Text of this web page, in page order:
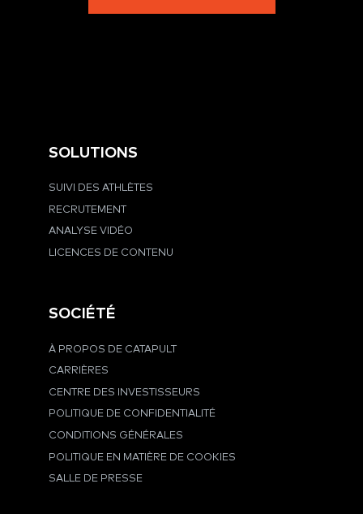
SOLUTIONS
SUIVI DES ATHLÈTES
RECRUTEMENT
ANALYSE VIDÉO
LICENCES DE CONTENU
SOCIÉTÉ
À PROPOS DE CATAPULT
CARRIÈRES
CENTRE DES INVESTISSEURS
POLITIQUE DE CONFIDENTIALITÉ
CONDITIONS GÉNÉRALES
POLITIQUE EN MATIÈRE DE COOKIES
SALLE DE PRESSE